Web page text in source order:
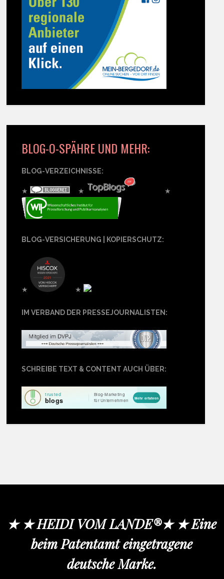
BLOG-O-SPÄHRE UND MEHR:
BLOG-VERZEICHNISSE:
★ ★ ★
BLOG-VERSICHERUNG | KOPIERSCHUTZ:
★ ★
IM VERBAND DER PRESSEJOURNALISTEN:
SCHREIBE TEXT & CONTENT AUCH ÜBER:
★ ★ HEIDI VOM LANDE®★ ★ Eine
beim Patentamt eingetragene
deutsche Marke.